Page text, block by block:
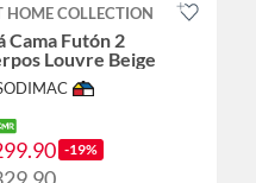
HOME COLLECTION
Cama Futón 2
Louvre Beige
-19%